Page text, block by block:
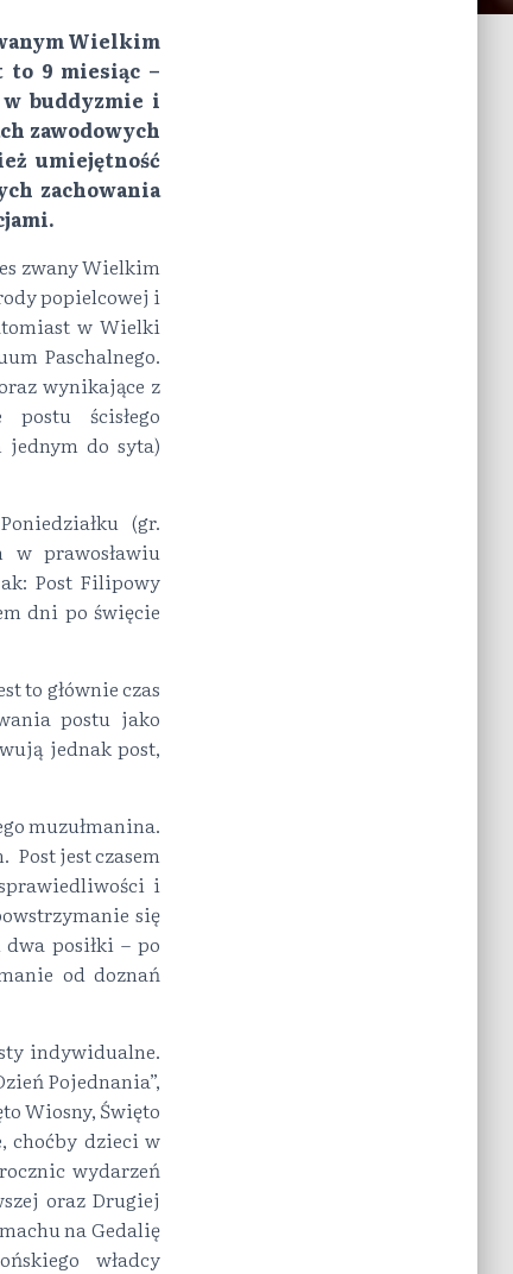
Wielkim
9 miesiąc –
buddyzmie i
zawodowych
umiejętność
zachowania
zwany Wielkim
popielcowej i
w Wielki
Paschalnego.
wynikające z
ścisłego
do syta)
(gr.
w prawosławiu
Post Filipowy
dni po święcie
to głównie czas
postu jako
jednak post,
muzułmanina.
Post jest czasem
i
się
posiłki – po
od doznań
indywidualne.
Pojednania”,
Wiosny, Święto
choćby dzieci w
wydarzeń
oraz Drugiej
na Gedalię
władcy